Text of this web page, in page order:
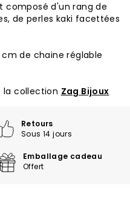
composé d'un rang de
de perles kaki facettées
cm de chaine réglable
la collection Zag Bijoux
Retours
Sous 14 jours
Emballage cadeau
Offert